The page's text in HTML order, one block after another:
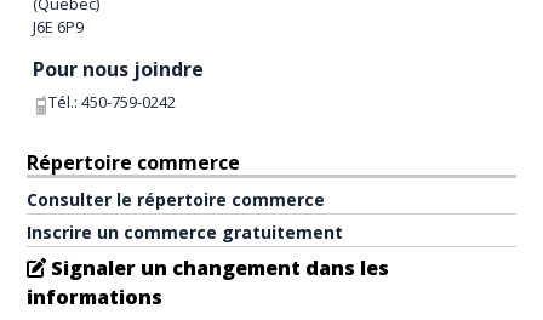
J6E 6P9
Pour nous joindre
Tél.:450-759-0242
Répertoire commerce
Consulter le répertoire commerce
Inscrire un commerce gratuitement
Signaler un changement dans les
informations